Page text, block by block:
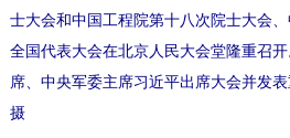
士大会和中国工程院第十八次院士大会
全国代表大会在北京人民大会堂隆重召
席、中央军委主席习近平出席大会并发
摄